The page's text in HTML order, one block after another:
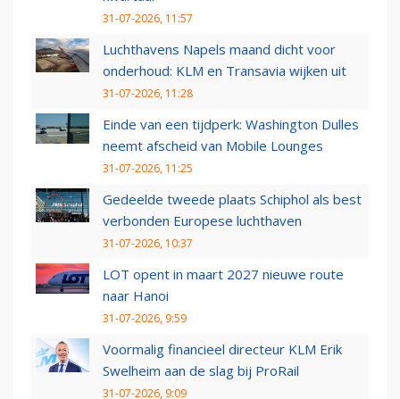
31-07-2026, 11:57
Luchthavens Napels maand dicht voor
onderhoud: KLM en Transavia wijken uit
31-07-2026, 11:28
Einde van een tijdperk: Washington Dulles
neemt afscheid van Mobile Lounges
31-07-2026, 11:25
Gedeelde tweede plaats Schiphol als best
verbonden Europese luchthaven
31-07-2026, 10:37
LOT opent in maart 2027 nieuwe route
naar Hanoi
31-07-2026, 9:59
Voormalig financieel directeur KLM Erik
Swelheim aan de slag bij ProRail
31-07-2026, 9:09